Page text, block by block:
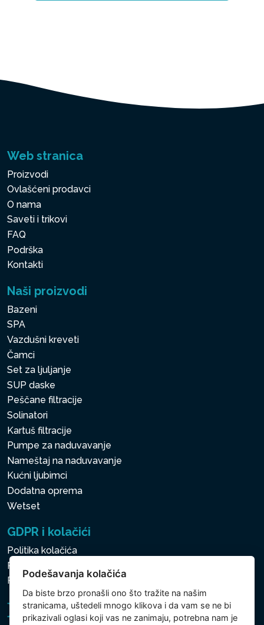
Web stranica
Proizvodi
Ovlašćeni prodavci
O nama
Saveti i trikovi
FAQ
Podrška
Kontakti
Naši proizvodi
Bazeni
SPA
Vazdušni kreveti
Čamci
Set za ljuljanje
SUP daske
Peščane filtracije
Solinatori
Kartuš filtracije
Pumpe za naduvavanje
Nameštaj na naduvavanje
Kućni ljubimci
Dodatna oprema
Wetset
GDPR i kolačići
Politika kolačića
Politika zaštite ličnih i drugih obrađivanih podataka
Politika kolačića
Podešavanja kolačića
Da biste brzo pronašli ono što tražite na našim
stranicama, uštedeli mnogo klikova i da vam se ne bi
prikazivali oglasi koji vas ne zanimaju, potrebna nam je